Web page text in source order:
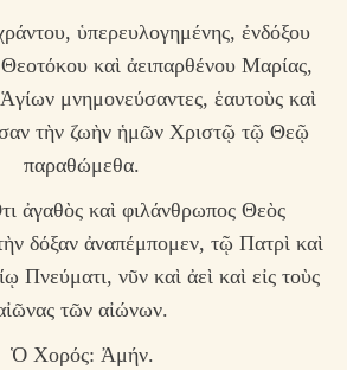
ὑπερευλογημένης, ἐνδόξου
καὶ ἀειπαρθένου Μαρίας,
μνημονεύσαντες, ἑαυτοὺς καὶ
τὴν ζωὴν ἡμῶν Χριστῷ τῷ Θεῷ
παραθώμεθα.
ἀγαθὸς καὶ φιλάνθρωπος Θεὸς
δόξαν ἀναπέμπομεν, τῷ Πατρὶ καὶ
Πνεύματι, νῦν καὶ ἀεὶ καὶ εἰς τοὺς
τῶν αἰώνων.
Ὁ Χορός: Ἀμήν.